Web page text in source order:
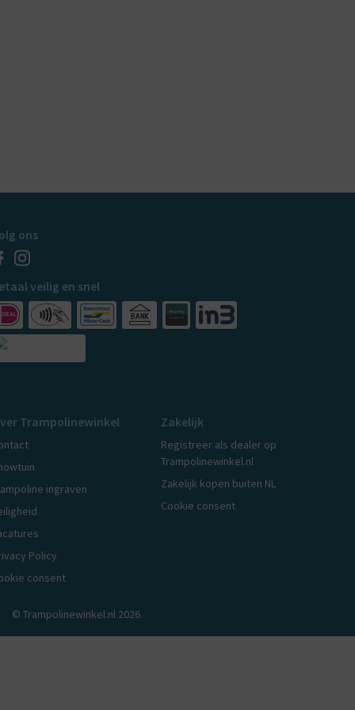
ons
veilig en snel
Trampolinewinkel
ingraven
Policy
consent
Zakelijk
Registreer als dealer op
Trampolinewinkel.nl
Zakelijk kopen buiten NL
Cookie consent
© Trampolinewinkel.nl 2026